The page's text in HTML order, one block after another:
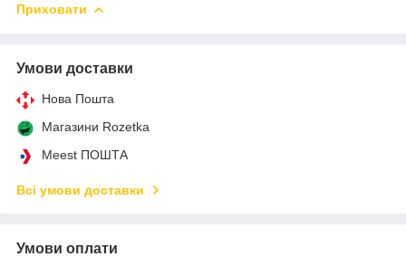
Приховати
Умови доставки
Нова Пошта
Магазини Rozetka
Meest ПОШТА
Всі умови доставки
Умови оплати